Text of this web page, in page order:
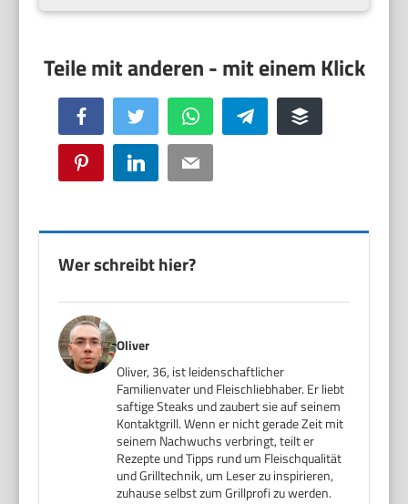
Facebook Twitter WhatsApp Telegram Buffer
Pinterest LinkedIn Email
Wer schreibt hier?
Oliver
Oliver, 36, ist leidenschaftlicher
Familienvater und Fleischliebhaber. Er liebt
saftige Steaks und zaubert sie auf seinem
Kontaktgrill. Wenn er nicht gerade Zeit mit
seinem Nachwuchs verbringt, teilt er
Rezepte und Tipps rund um Fleischqualität
und Grilltechnik, um Leser zu inspirieren,
zuhause selbst zum Grillprofi zu werden.